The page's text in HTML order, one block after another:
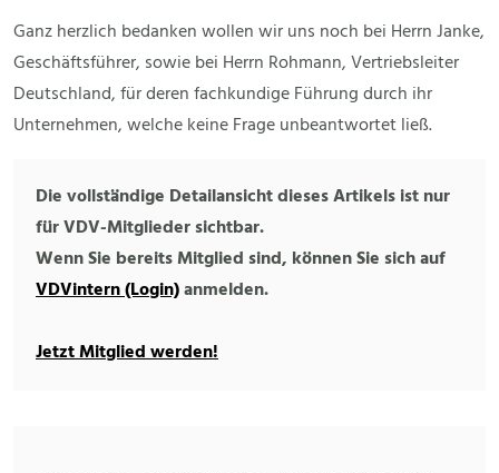
Ganz herzlich bedanken wollen wir uns noch bei Herrn Janke,
Geschäftsführer, sowie bei Herrn Rohmann, Vertriebsleiter
Deutschland, für deren fachkundige Führung durch ihr
Unternehmen, welche keine Frage unbeantwortet ließ.
Die vollständige Detailansicht dieses Artikels ist nur
für VDV-Mitglieder sichtbar.
Wenn Sie bereits Mitglied sind, können Sie sich auf
VDVintern (Login)anmelden.
Jetzt Mitglied werden!